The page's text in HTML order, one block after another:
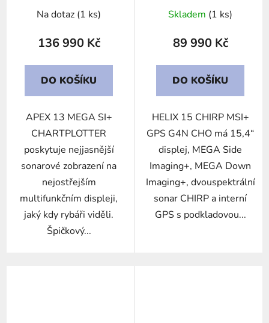
Na dotaz (1 ks)
136 990 Kč
DO KOŠÍKU
APEX 13 MEGA SI+
CHARTPLOTTER
poskytuje nejjasnější
sonarové zobrazení na
nejostřejším
multifunkčním displeji,
jaký kdy rybáři viděli.
Špičkový...
Skladem (1 ks)
89 990 Kč
DO KOŠÍKU
HELIX 15 CHIRP MSI+
GPS G4N CHO má 15,4“
displej, MEGA Side
Imaging+, MEGA Down
Imaging+, dvouspektrální
sonar CHIRP a interní
GPS s podkladovou...